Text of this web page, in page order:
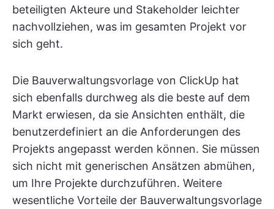
beteiligten Akteure und Stakeholder leichter
nachvollziehen, was im gesamten Projekt vor
sich geht.
Die Bauverwaltungsvorlage von ClickUp hat
sich ebenfalls durchweg als die beste auf dem
Markt erwiesen, da sie Ansichten enthält, die
benutzerdefiniert an die Anforderungen des
Projekts angepasst werden können. Sie müssen
sich nicht mit generischen Ansätzen abmühen,
um Ihre Projekte durchzuführen. Weitere
wesentliche Vorteile der Bauverwaltungsvorlage